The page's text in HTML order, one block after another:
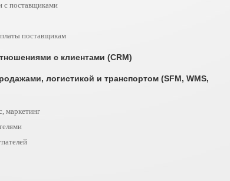
с поставщиками
поставщикам
с клиентами (CRM)
логистикой и транспортом (SFM, WMS,
маркетинг